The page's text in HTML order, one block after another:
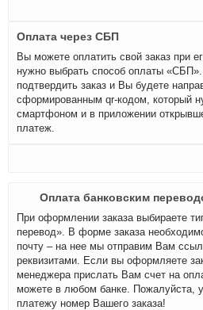
Оплата через СБП
Вы можете оплатить свой заказ при
нужно выбрать способ оплаты
подтвердить заказ и Вы будете
сформированным qr-кодом, который
смартфоном и в приложении
платеж.
Оплата банковским
При оформлении заказа выбираете
перевод». В форме заказа
почту – на нее мы отправим Вам
реквизитами. Если вы оформляете
менеджера прислать Вам счет на
можете в любом банке. Пожалуйста,
платежу номер Вашего заказа!